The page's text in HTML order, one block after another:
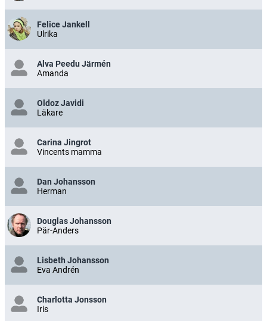
Felice Jankell
Ulrika
Alva Peedu Järmén
Amanda
Oldoz Javidi
Läkare
Carina Jingrot
Vincents mamma
Dan Johansson
Herman
Douglas Johansson
Pär-Anders
Lisbeth Johansson
Eva Andrén
Charlotta Jonsson
Iris